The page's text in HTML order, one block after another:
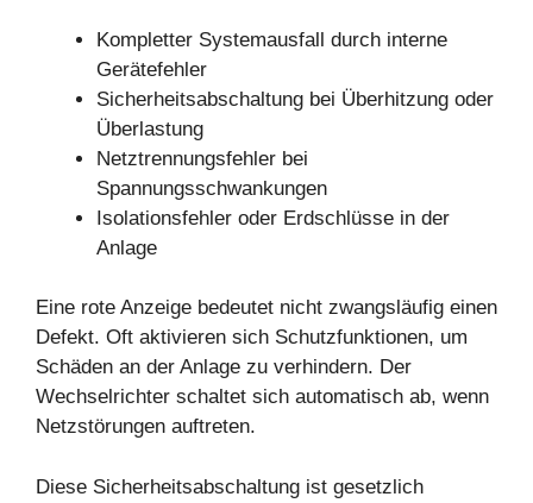
Kompletter Systemausfall durch interne
Gerätefehler
Sicherheitsabschaltung bei Überhitzung oder
Überlastung
Netztrennungsfehler bei
Spannungsschwankungen
Isolationsfehler oder Erdschlüsse in der
Anlage
Eine rote Anzeige bedeutet nicht zwangsläufig einen
Defekt. Oft aktivieren sich Schutzfunktionen, um
Schäden an der Anlage zu verhindern. Der
Wechselrichter schaltet sich automatisch ab, wenn
Netzstörungen auftreten.
Diese Sicherheitsabschaltung ist gesetzlich